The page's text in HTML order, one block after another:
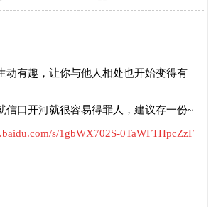
动有趣，让你与他人相处也开始变得有
信口开河就很容易得罪人，建议存一份~
s/1gbWX702S-0TaWFTHpcZzF